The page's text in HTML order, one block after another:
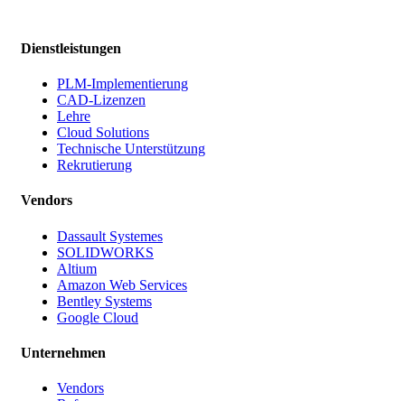
Dienstleistungen
PLM-Implementierung
CAD-Lizenzen
Lehre
Cloud Solutions
Technische Unterstützung
Rekrutierung
Vendors
Dassault Systemes
SOLIDWORKS
Altium
Amazon Web Services
Bentley Systems
Google Cloud
Unternehmen
Vendors